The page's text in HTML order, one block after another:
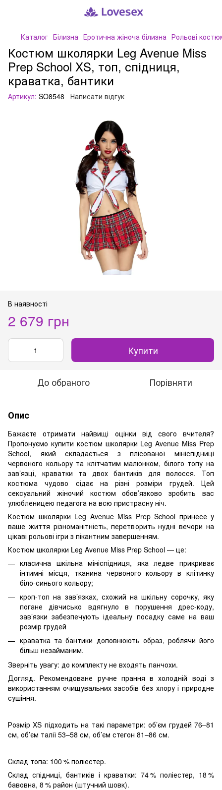
Каталог Білизна Еротична жіноча білизна Рольові
Костюм школярки Leg Avenue Miss
Prep School XS, топ, спідниця,
краватка, бантики
Артикул: SO8548 Написати відгук
В наявності
2 679 грн
Купити
До обраного Порівняти
Опис
Бажаєте отримати найвищі оцінки від свого вчителя?
Пропонуємо купити костюм школярки Leg Avenue Miss Prep
School, який складається з плісованої мініспідниці
червоного кольору та клітчатим малюнком, білого топу на
зав’язці, краватки та двох бантиків для волосся. Топ
костюма чудово сідає на різні розміри грудей. Цей
сексуальний жіночий костюм обов’язково зробить вас
улюбленицею педагога на всю пристрасну ніч.
Костюм школярки Leg Avenue Miss Prep School принесе у
ваше життя різноманітність, перетворить нудні вечори на
цікаві рольові ігри з пікантним завершенням.
Костюм школярки Leg Avenue Miss Prep School — це:
класична шкільна мініспідниця, яка ледве прикриває
інтимні місця, тканина червоного кольору в клітинку
біло-синього кольору;
кроп-топ на зав’язках, схожий на шкільну сорочку, яку
погане дівчисько вдягнуло в порушення дрес-коду,
зав’язки забезпечують ідеальну посадку саме на ваш
розмір грудей
краватка та бантики доповнюють образ, роблячи його
більш незайманим.
Зверніть увагу: до комплекту не входять панчохи.
Догляд. Рекомендоване ручне прання в холодній воді з
використанням очищувальних засобів без хлору і природне
сушіння.
Розмір XS підходить на такі параметри: об’єм грудей 76–81
см, об’єм талії 53–58 см, об’єм стегон 81–86 см.
Склад топа: 100 % поліестер.
Склад спідниці, бантиків і краватки: 74 % поліестер, 18 %
бавовна, 8 % район (штучний шовк).